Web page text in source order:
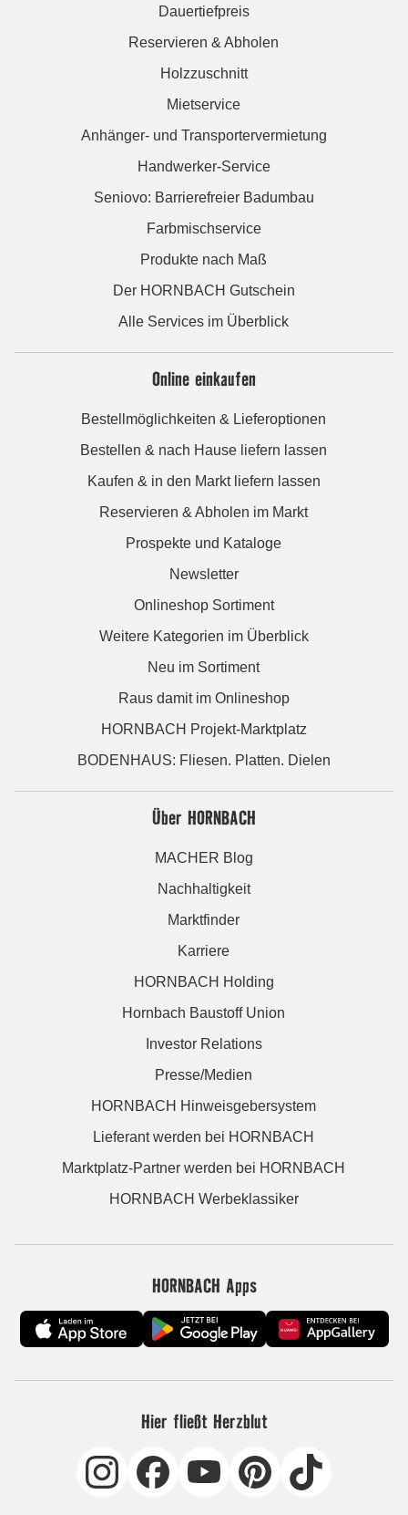
Dauertiefpreis
Reservieren & Abholen
Holzzuschnitt
Mietservice
Anhänger- und Transportervermietung
Handwerker-Service
Seniovo: Barrierefreier Badumbau
Farbmischservice
Produkte nach Maß
Der HORNBACH Gutschein
Alle Services im Überblick
Online einkaufen
Bestellmöglichkeiten & Lieferoptionen
Bestellen & nach Hause liefern lassen
Kaufen & in den Markt liefern lassen
Reservieren & Abholen im Markt
Prospekte und Kataloge
Newsletter
Onlineshop Sortiment
Weitere Kategorien im Überblick
Neu im Sortiment
Raus damit im Onlineshop
HORNBACH Projekt-Marktplatz
BODENHAUS: Fliesen. Platten. Dielen
Über HORNBACH
MACHER Blog
Nachhaltigkeit
Marktfinder
Karriere
HORNBACH Holding
Hornbach Baustoff Union
Investor Relations
Presse/Medien
HORNBACH Hinweisgebersystem
Lieferant werden bei HORNBACH
Marktplatz-Partner werden bei HORNBACH
HORNBACH Werbeklassiker
HORNBACH Apps
Hier fließt Herzblut